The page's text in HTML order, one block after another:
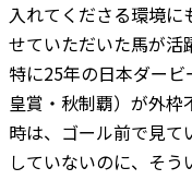
入れてくださる環境に
せていただいた馬が活
特に25年の日本ダー
皇賞・秋制覇）が外
時は、ゴール前で見て
していないのに、そう